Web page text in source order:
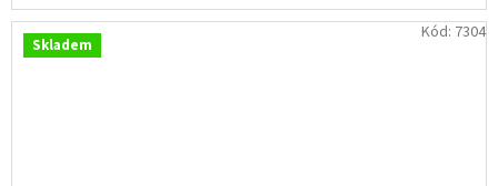
Skladem
Kód: 7304